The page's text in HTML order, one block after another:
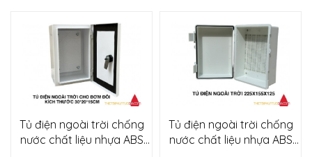
Tủ điện ngoài trời chống
nước chất liệu nhựa ABS
Tủ điện ngoài trời chống
nước chất liệu nhựa ABS